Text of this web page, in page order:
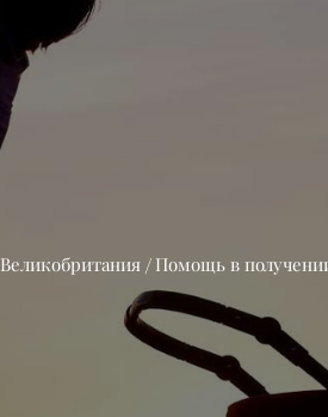
Великобритания Помощь в